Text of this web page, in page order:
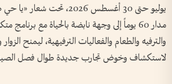
يوليو حتى 30 أغسطس 2026،
مدار 60 يوماً إلى وجهة نابضة بالحياة مع
والترفيه والطعام والفعاليات الترفيهية، ليمنح
لاستكشاف وخوض تجارب جديدة طوال فصل